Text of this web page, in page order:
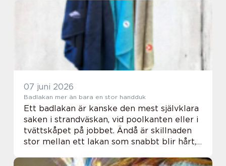
finns allt från familjeägda gårdshotell och...
07 juni 2026
Badlakan mer än bara en stor handduk
Ett badlakan är kanske den mest självklara
saken i strandväskan, vid poolkanten eller i
tvättskåpet på jobbet. Ändå är skillnaden
stor mellan ett lakan som snabbt blir hårt,
håller sig mjukt, fylligt och funkt...